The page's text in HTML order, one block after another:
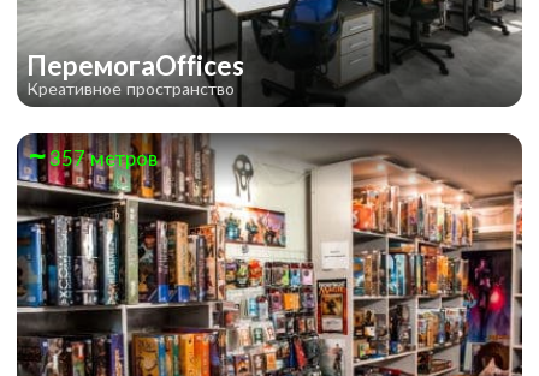
ПеремогаOffices
Креативное пространство
357 метров